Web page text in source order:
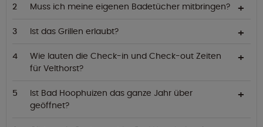
Muss ich meine eigenen Badetücher mitbringen?
Ist das Grillen erlaubt?
Wie lauten die Check-in und Check-out Zeiten
für Velthorst?
Ist Bad Hoophuizen das ganze Jahr über
geöffnet?